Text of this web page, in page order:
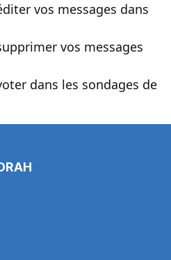
vos messages dans
vos messages
dans les sondages de